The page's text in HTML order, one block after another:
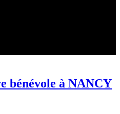
bénévole à NANCY